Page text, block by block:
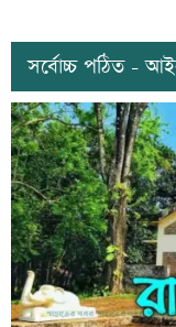
সর্বোচ্চ পঠিত -